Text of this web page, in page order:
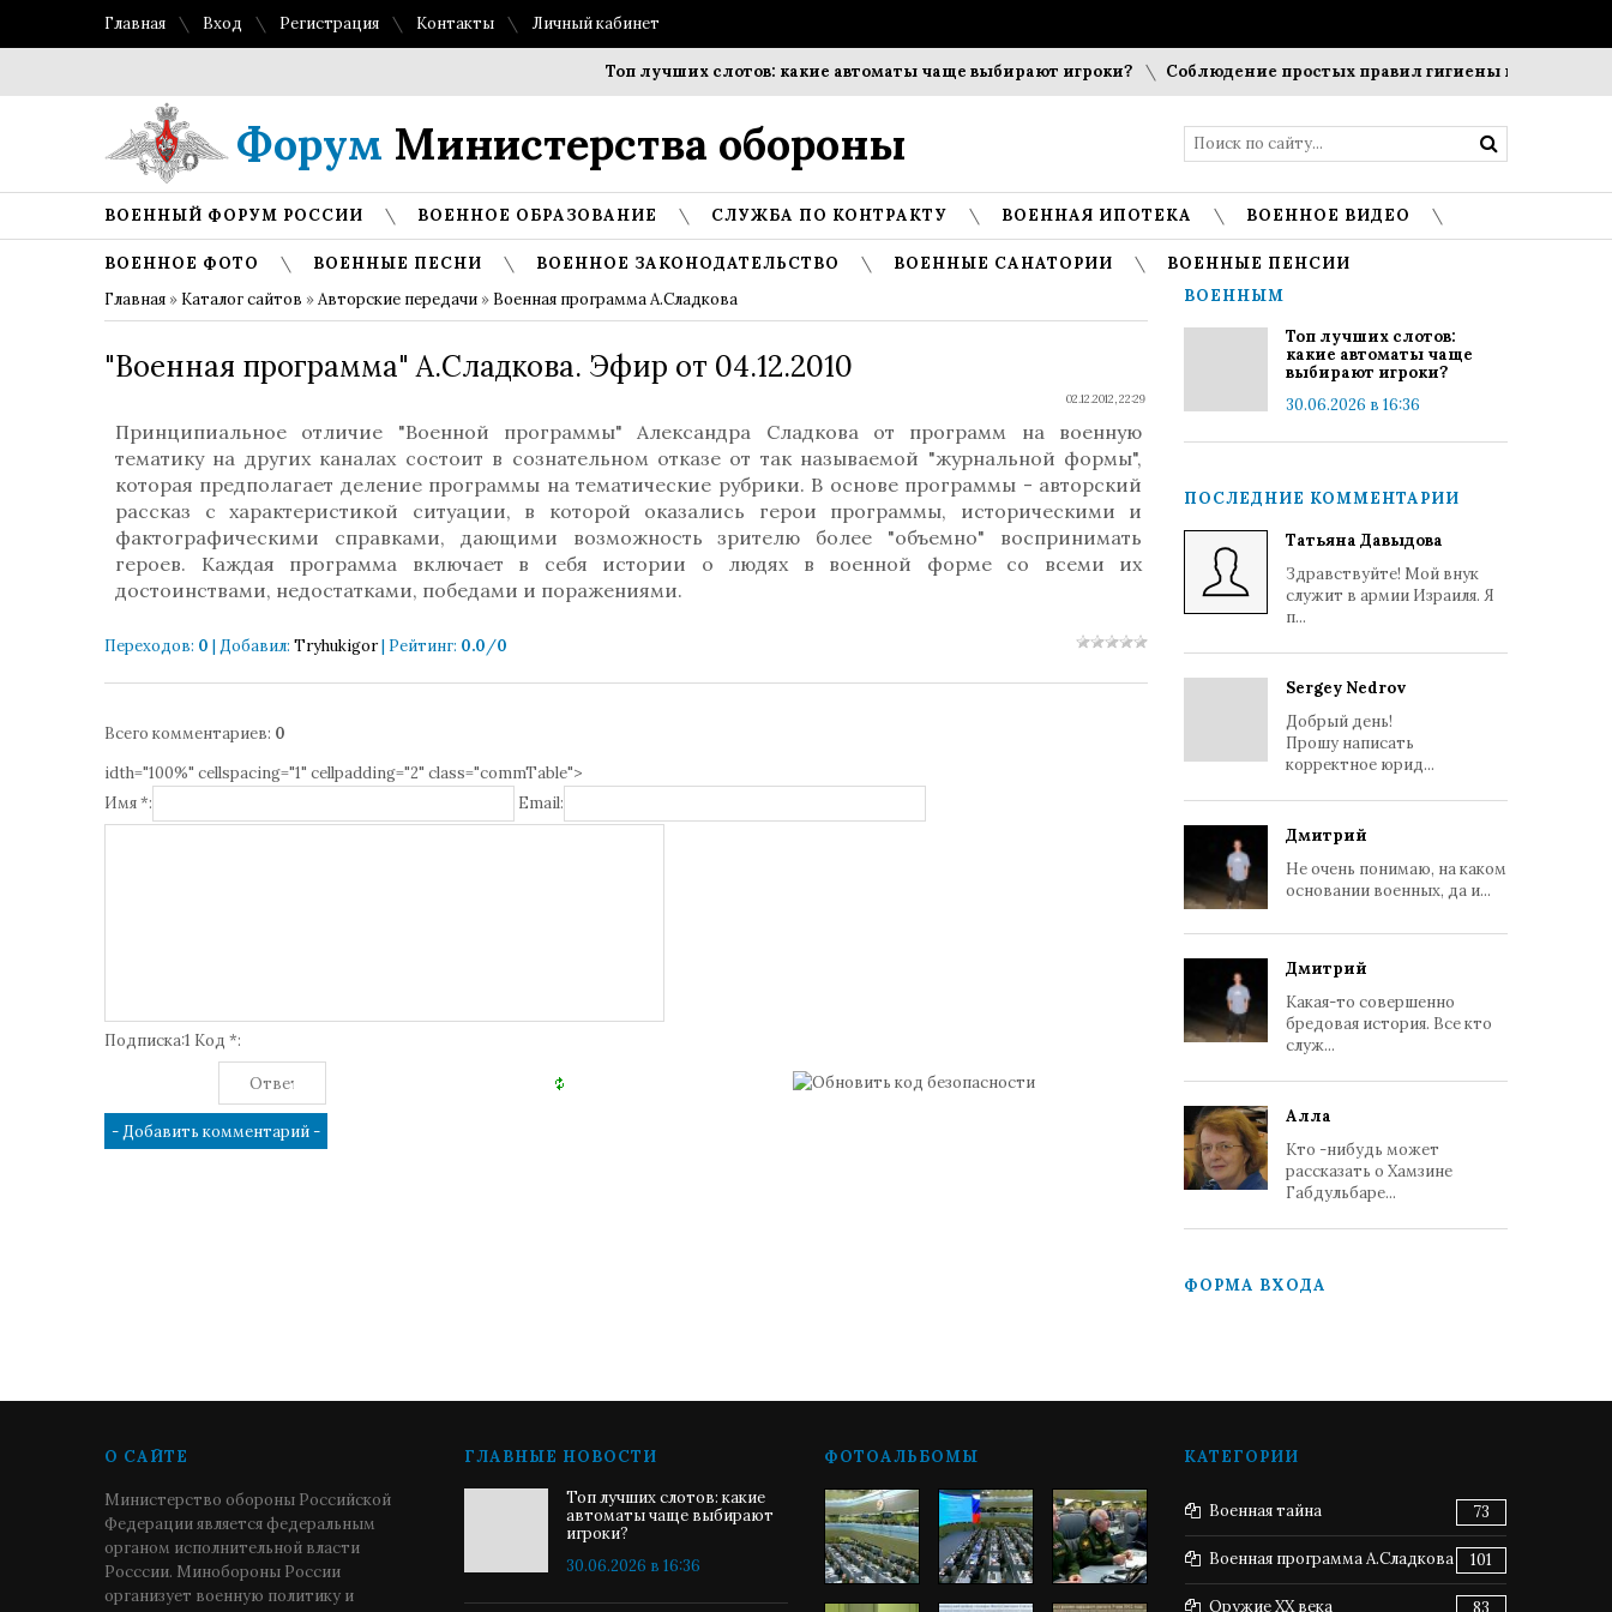
Главная Вход Регистрация Контакты Личный кабинет
Топ лучших слотов: какие автоматы чаще выбирают игроки? Соблюдение простых правил гигиены помогает
Форум Министерства обороны
ВОЕННЫЙ ФОРУМ РОССИИ ВОЕННОЕ ОБРАЗОВАНИЕ СЛУЖБА ПО КОНТРАКТУ ВОЕННАЯ ИПОТЕКА ВОЕННОЕ ВИДЕО
ВОЕННОЕ ФОТО ВОЕННЫЕ ПЕСНИ ВОЕННОЕ ЗАКОНОДАТЕЛЬСТВО ВОЕННЫЕ САНАТОРИИ
ВОЕННЫЕ ПЕНСИИ
Главная » Каталог сайтов »Авторские передачи » Военная программа А.Сладкова
"Военная программа" А.Сладкова. Эфир от 04.12.2010
02.12.2012, 22:29
Принципиальное отличие "Военной программы" Александра Сладкова от программ на военную
тематику на других каналах состоит в сознательном отказе от так называемой "журнальной формы",
которая предполагает деление программы на тематические рубрики. В основе программы - авторский
рассказ с характеристикой ситуации, в которой оказались герои программы, историческими и
фактографическими справками, дающими возможность зрителю более "объемно" воспринимать
героев. Каждая программа включает в себя истории о людях в военной форме со всеми их
достоинствами, недостатками, победами и поражениями.
Переходов: 0 | Добавил: Tryhukigor| Рейтинг: 0.0/0
Всего комментариев: 0
idth="100%" cellspacing="1" cellpadding="2" class="commTable">
Имя *:
Email:
Подписка:1 Код *:
ВОЕННЫМ
Топ лучших слотов:
какие автоматы чаще
выбирают игроки?
30.06.2026 в 16:36
ПОСЛЕДНИЕ КОММЕНТАРИИ
Татьяна Давыдова
Здравствуйте! Мой внук
служит в армии Израиля. Я
п...
Sergey Nedrov
Добрый день!
Прошу написать
корректное юрид...
Дмитрий
Не очень понимаю, на каком
основании военных, да и...
Дмитрий
Какая-то совершенно
бредовая история. Все кто
служ...
Алла
Кто -нибудь может
рассказать о Хамзине
Габдульбаре...
ФОРМА ВХОДА
О САЙТЕ
Министерство обороны Российской
Федерации является федеральным
органом исполнительной власти
Росссии. Минобороны России
организует военную политику и
ГЛАВНЫЕ НОВОСТИ
Топ лучших слотов: какие
автоматы чаще выбирают
игроки?
30.06.2026 в 16:36
ФОТОАЛЬБОМЫ КАТЕГОРИИ
Военная тайна 73
Военная программа А.Сладкова 101
Оружие XX века 83